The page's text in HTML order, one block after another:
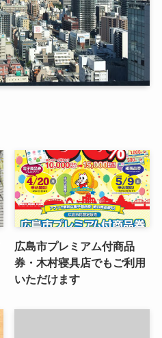
広島市プレミアム付商品
券・木村寝具店でもご利用
いただけます